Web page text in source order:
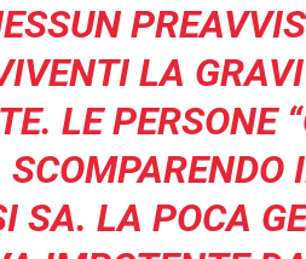
LA
LE PERSONE
SCOMPARENDO
SA. LA POCA